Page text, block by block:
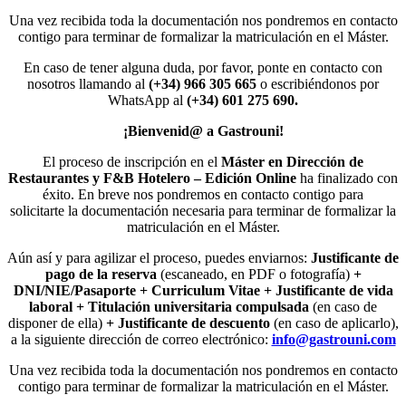
Una vez recibida toda la documentación nos pondremos en contacto
contigo para terminar de formalizar la matriculación en el Máster.
En caso de tener alguna duda, por favor, ponte en contacto con
nosotros llamando al (+34) 966 305 665 o escribiéndonos por
WhatsApp al (+34) 601 275 690.
¡Bienvenid@ a Gastrouni!
El proceso de inscripción en el Máster en Dirección de
Restaurantes y F&B Hotelero – Edición Online ha finalizado con
éxito. En breve nos pondremos en contacto contigo para
solicitarte la documentación necesaria para terminar de formalizar la
matriculación en el Máster.
Aún así y para agilizar el proceso, puedes enviarnos: Justificante de
pago de la reserva (escaneado, en PDF o fotografía)+
DNI/NIE/Pasaporte + Curriculum Vitae + Justificante de vida
laboral + Titulación universitaria compulsada (en caso de
disponer de ella)+ Justificante de descuento (en caso de aplicarlo),
a la siguiente dirección de correo electrónico: info@gastrouni.com
Una vez recibida toda la documentación nos pondremos en contacto
contigo para terminar de formalizar la matriculación en el Máster.